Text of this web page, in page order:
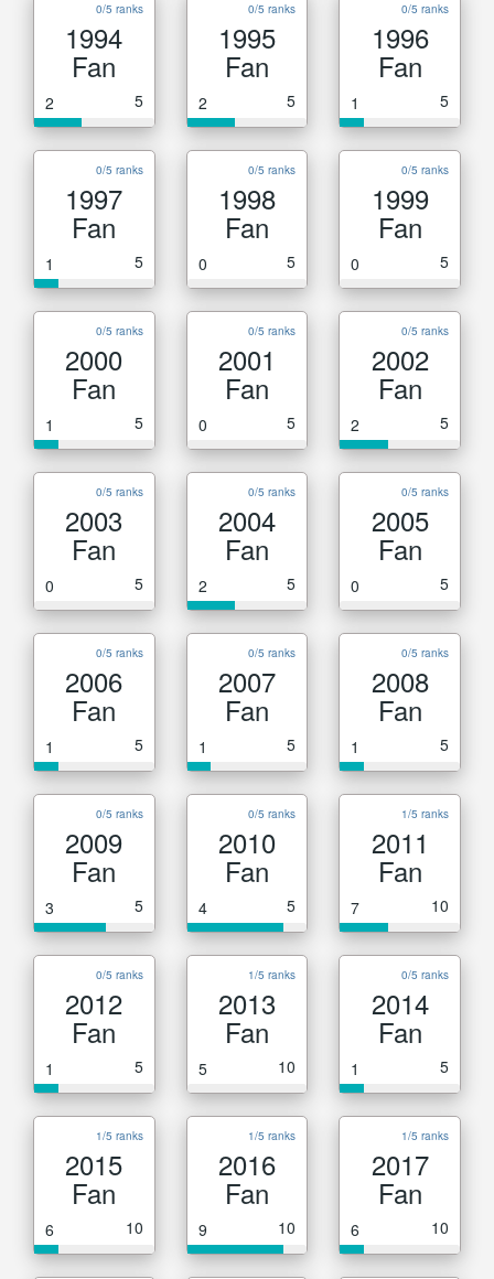
0/5 ranks
1994
Fan
2 5
0/5 ranks
1995
Fan
2 5
0/5 ranks
1996
Fan
1 5
0/5 ranks
1997
Fan
1 5
0/5 ranks
1998
Fan
0 5
0/5 ranks
1999
Fan
0 5
0/5 ranks
2000
Fan
1 5
0/5 ranks
2001
Fan
0 5
0/5 ranks
2002
Fan
2 5
0/5 ranks
2003
Fan
0 5
0/5 ranks
2004
Fan
2 5
0/5 ranks
2005
Fan
0 5
0/5 ranks
2006
Fan
1 5
0/5 ranks
2007
Fan
1 5
0/5 ranks
2008
Fan
1 5
0/5 ranks
2009
Fan
3 5
0/5 ranks
2010
Fan
4 5
1/5 ranks
2011
Fan
7 10
0/5 ranks
2012
Fan
1 5
1/5 ranks
2013
Fan
5 10
0/5 ranks
2014
Fan
1 5
1/5 ranks
2015
Fan
6 10
1/5 ranks
2016
Fan
9 10
1/5 ranks
2017
Fan
6 10